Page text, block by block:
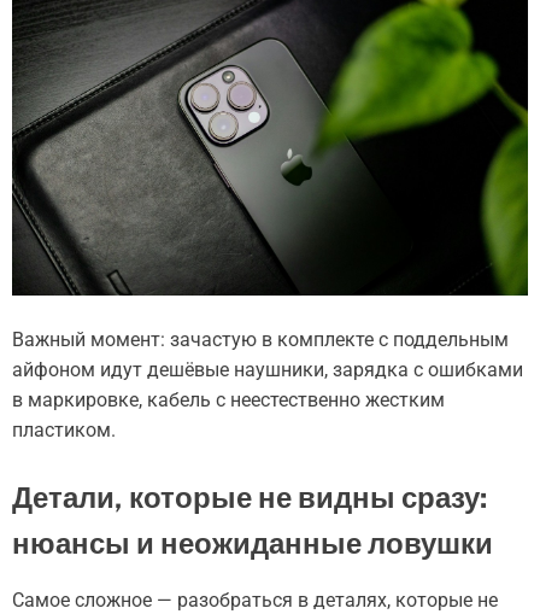
Важный момент: зачастую в комплекте с поддельным
айфоном идут дешёвые наушники, зарядка с ошибками
в маркировке, кабель с неестественно жестким
пластиком.
Детали, которые не видны сразу:
нюансы и неожиданные ловушки
Самое сложное — разобраться в деталях, которые не